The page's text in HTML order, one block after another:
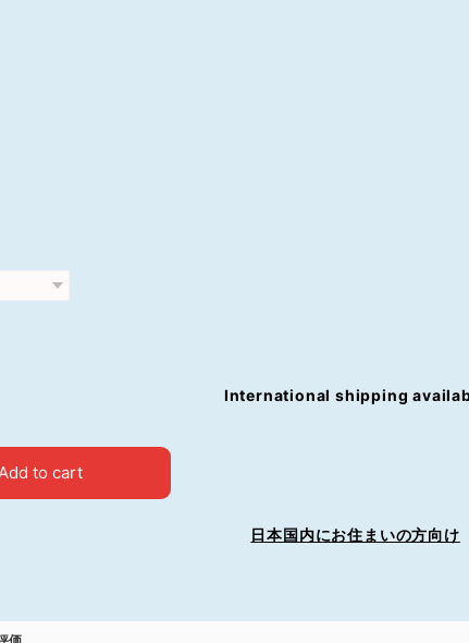
International shipping
to cart
日本国内にお住まいの方向け